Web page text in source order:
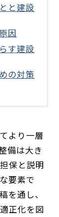
と建設
因
す建設
の対策
より一層
備は大き
保と説明
要素で
を通し、
正化を図